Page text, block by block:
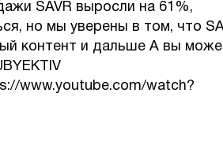
SAVR выросли на 61%,
но мы уверены в том, что
контент и дальше А вы
www.youtube.com/watch?